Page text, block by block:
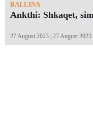
BALLINA
Ankthi: Shkaqet,
27 August 2023 | 27 August 2023